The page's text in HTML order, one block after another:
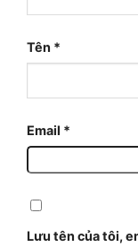
Tên *
Email *
Lưu tên của tôi,